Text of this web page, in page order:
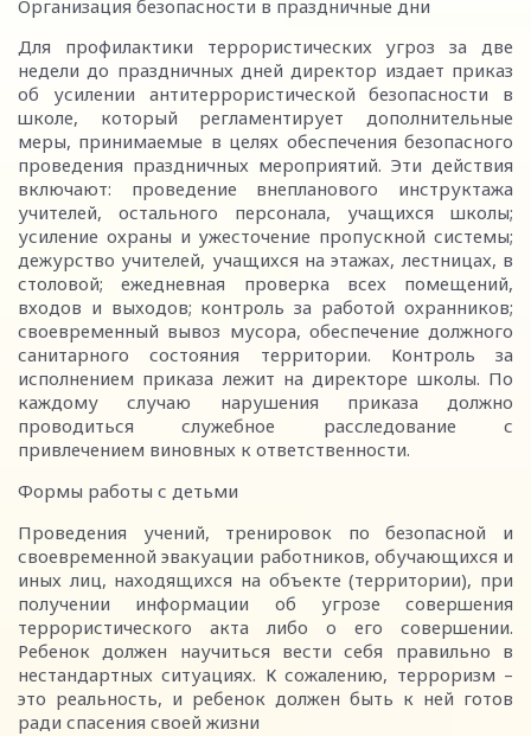
Организация безопасности в праздничные дни
Для профилактики террористических угроз за две
недели до праздничных дней директор издает приказ
об усилении антитеррористической безопасности в
школе, который регламентирует дополнительные
меры, принимаемые в целях обеспечения безопасного
проведения праздничных мероприятий. Эти действия
включают: проведение внепланового инструктажа
учителей, остального персонала, учащихся школы;
усиление охраны и ужесточение пропускной системы;
дежурство учителей, учащихся на этажах, лестницах, в
столовой; ежедневная проверка всех помещений,
входов и выходов; контроль за работой охранников;
своевременный вывоз мусора, обеспечение должного
санитарного состояния территории. Контроль за
исполнением приказа лежит на директоре школы. По
каждому случаю нарушения приказа должно
проводиться служебное расследование с
привлечением виновных к ответственности.
Формы работы с детьми
Проведения учений, тренировок по безопасной и
своевременной эвакуации работников, обучающихся и
иных лиц, находящихся на объекте (территории), при
получении информации об угрозе совершения
террористического акта либо о его совершении.
Ребенок должен научиться вести себя правильно в
нестандартных ситуациях. К сожалению, терроризм –
это реальность, и ребенок должен быть к ней готов
ради спасения своей жизни